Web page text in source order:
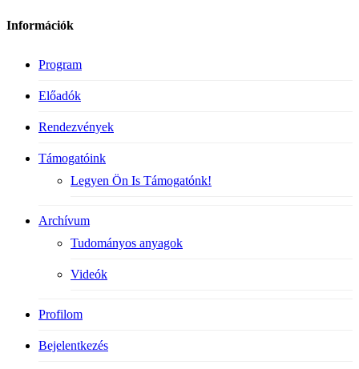
Információk
Program
Előadók
Rendezvények
Támogatóink
Legyen Ön Is Támogatónk!
Archívum
Tudományos anyagok
Videók
Profilom
Bejelentkezés